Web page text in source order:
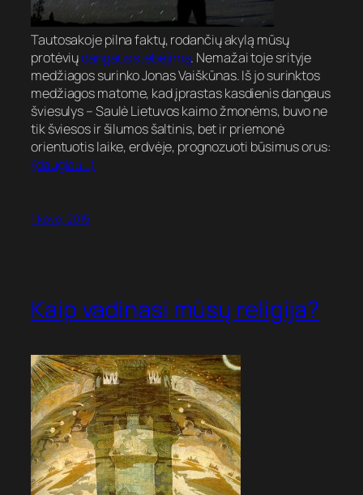
Tautosakoje pilna faktų, rodančių akylą mūsų
protėviųdangaus stebėjimą. Nemažai toje srityje
medžiagos surinko Jonas Vaiškūnas. Iš jo surinktos
medžiagos matome, kad įprastas kasdienis dangaus
šviesulys – Saulė Lietuvos kaimo žmonėms, buvo ne
tik šviesos ir šilumos šaltinis, bet ir priemonė
orientuotis laike, erdvėje, prognozuoti būsimus orus:
(daugiau…)
1 kovo, 2015
Kaip vadinasi mūsų religija?